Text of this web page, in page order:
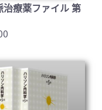
治療薬ファイル 第